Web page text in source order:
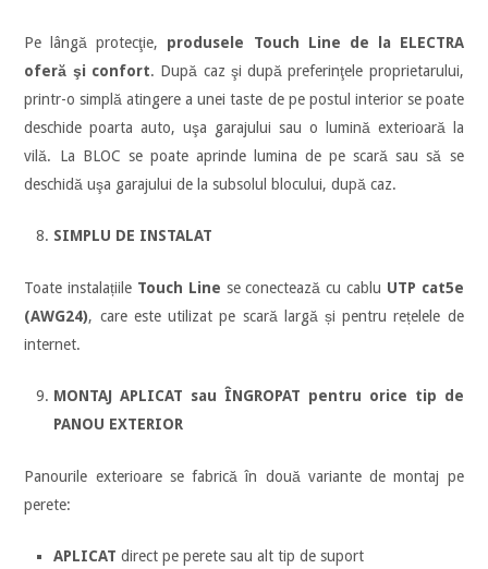
Pe lângă protecţie, produsele Touch Line de la ELECTRA
oferă şi confort. După caz şi după preferinţele proprietarului,
printr-o simplă atingere a unei taste de pe postul interior se poate
deschide poarta auto, uşa garajului sau o lumină exterioară la
vilă. La BLOC se poate aprinde lumina de pe scară sau să se
deschidă uşa garajului de la subsolul blocului, după caz.
SIMPLU DE INSTALAT
Toate instalațiile Touch Line se conectează cu cablu UTP cat5e
(AWG24), care este utilizat pe scară largă și pentru rețelele de
internet.
MONTAJ APLICAT sau ÎNGROPAT pentru orice tip de
PANOU EXTERIOR
Panourile exterioare se fabrică în două variante de montaj pe
perete:
APLICAT direct pe perete sau alt tip de suport